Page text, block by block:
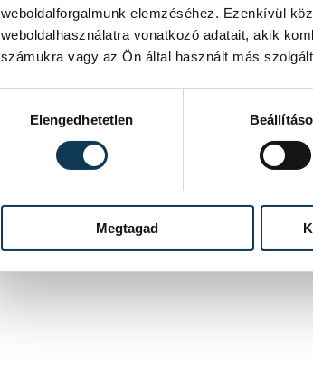
weboldalforgalmunk elemzéséhez. Ezenkívül
weboldalhasználatra vonatkozó adatait, akik
számukra vagy az Ön által használt más
Elengedhetetlen
Megtagad